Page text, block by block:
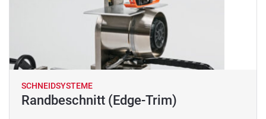
SCHNEIDSYSTEME
Randbeschnitt (Edge-Trim)